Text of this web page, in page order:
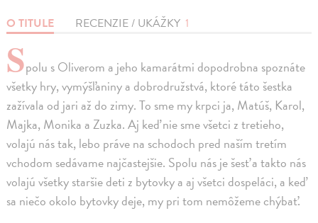
O TITULE RECENZIE / UKÁŽKY 1
Spolu s Oliverom a jeho kamarátmi dopodrobna spoznáte
všetky hry, vymýšľaniny a dobrodružstvá, ktoré táto šestka
zažívala od jari až do zimy. To sme my krpci ja, Matúš, Karol,
Majka, Monika a Zuzka. Aj keď nie sme všetci z tretieho,
volajú nás tak, lebo práve na schodoch pred naším tretím
vchodom sedávame najčastejšie. Spolu nás je šesť a takto nás
volajú všetky staršie deti z bytovky a aj všetci dospeláci, a keď
sa niečo okolo bytovky deje, my pri tom nemôžeme chýbať.